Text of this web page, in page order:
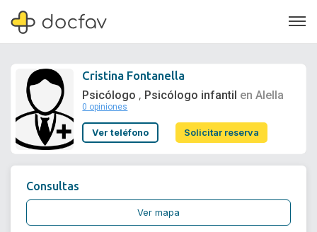
Soporte
Cristina Fontanella
Psicólogo , Psicólogo infantil en Alella
0 opiniones
Ver teléfono Solicitar reserva
Consultas
Ver mapa